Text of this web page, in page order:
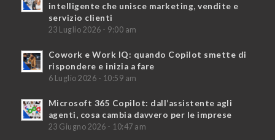
intelligente che unisce marketing, vendite e
servizio clienti
23 Luglio 2026 - 9:00 am
Cowork e Work IQ: quando Copilot smette di
rispondere e inizia a fare
6 Luglio 2026 - 10:59 am
Microsoft 365 Copilot: dall’assistente agli
agenti, cosa cambia davvero per le imprese
23 Giugno 2026 - 10:47 am